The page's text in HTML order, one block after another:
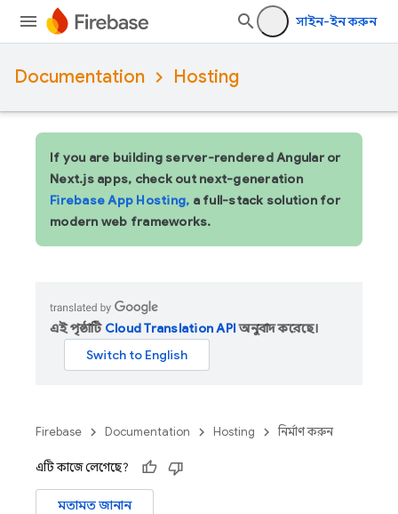
সাইন-ইন করুন
Documentation Hosting
If you are building server-rendered Angular or
Next.js apps, check out next-generation
Firebase App Hosting, a full-stack solution for
modern web frameworks.
এই পৃষ্ঠাটি Cloud Translation APIঅনুবাদ করেছে।
Firebase Documentation Hosting নির্মাণ করুন
এটি কাজে লেগেছে?
মতামত জানান